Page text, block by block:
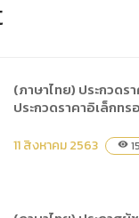
(ภาษาไ
การจัดซื้
(ภาษาไทย) ประกวดร
ประกวดราคาอิเล็กท
11 สิงหาคม 2563 visibility